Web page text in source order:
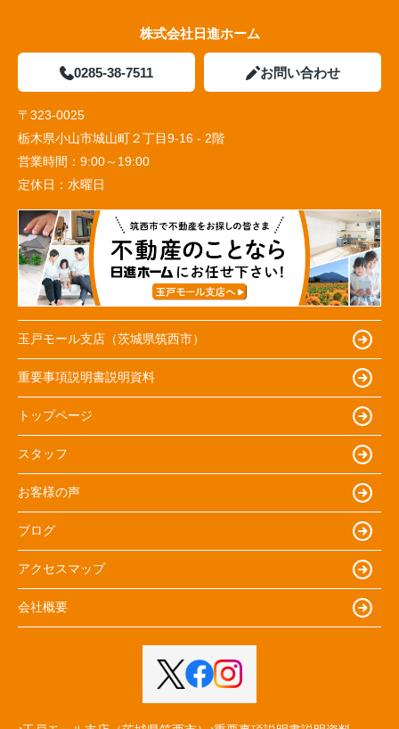
株式会社日進ホーム
0285-38-7511 お問い合わせ
〒323-0025
栃木県小山市城山町２丁目9-16 - 2階
営業時間： 9:00～19:00
定休日： 水曜日
玉戸モール支店（茨城県筑西市）
重要事項説明書説明資料
トップページ
スタッフ
お客様の声
ブログ
アクセスマップ
会社概要